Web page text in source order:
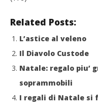
Related Posts:
L’astice al veleno
Il Diavolo Custode
Natale: regalo piu’
soprammobili
I regali di Natale si